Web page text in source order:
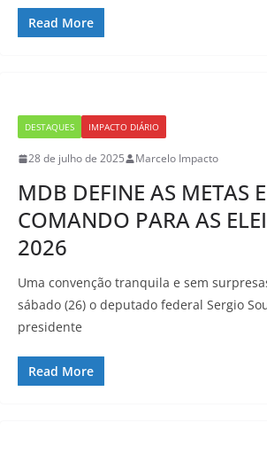
Read More
DESTAQUES IMPACTO DIÁRIO
28 de julho de 2025 Marcelo Impacto
MDB DEFINE AS METAS
COMANDO PARA AS
2026
Uma convenção tranquila e sem
sábado (26) o deputado federal Sergio
presidente
Read More